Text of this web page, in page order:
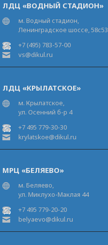
ЛДЦ «ВОДНЫЙ СТАДИОН»
м. Водный стадион,
Ленинградское шоссе, 58с53
+7 (495) 783-57-00
vs@dikul.ru
ЛДЦ «КРЫЛАТСКОЕ»
м. Крылатское,
ул. Осенний б-р 4
+7 495 779-30-30
krylatskoe@dikul.ru
МРЦ «БЕЛЯЕВО»
м. Беляево,
ул. Миклухо-Маклая 44
+7 495 779-20-20
belyaevo@dikul.ru